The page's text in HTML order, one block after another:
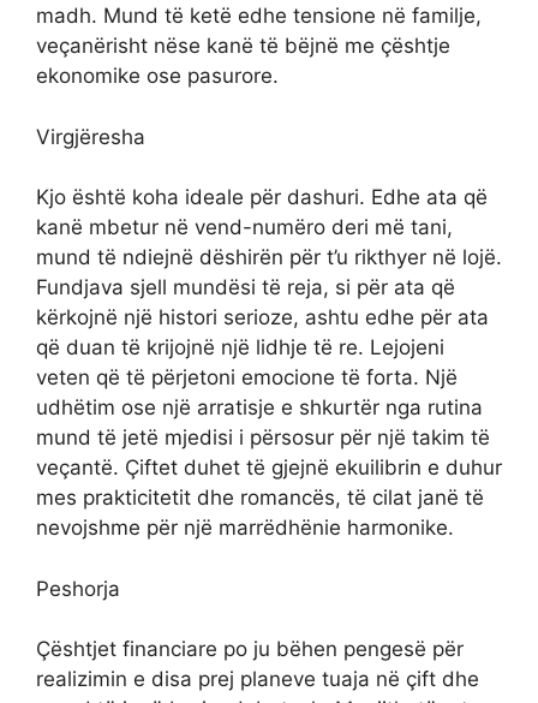
madh. Mund të ketë edhe tensione në familje,
veçanërisht nëse kanë të bëjnë me çështje
ekonomike ose pasurore.
Virgjëresha
Kjo është koha ideale për dashuri. Edhe ata që
kanë mbetur në vend-numëro deri më tani,
mund të ndiejnë dëshirën për t’u rikthyer në lojë.
Fundjava sjell mundësi të reja, si për ata që
kërkojnë një histori serioze, ashtu edhe për ata
që duan të krijojnë një lidhje të re. Lejojeni
veten që të përjetoni emocione të forta. Një
udhëtim ose një arratisje e shkurtër nga rutina
mund të jetë mjedisi i përsosur për një takim të
veçantë. Çiftet duhet të gjejnë ekuilibrin e duhur
mes prakticitetit dhe romancës, të cilat janë të
nevojshme për një marrëdhënie harmonike.
Peshorja
Çështjet financiare po ju bëhen pengesë për
realizimin e disa prej planeve tuaja në çift dhe